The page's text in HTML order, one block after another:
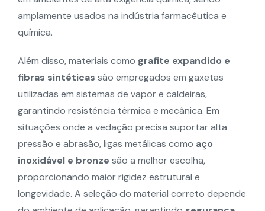
amplamente usados na indústria farmacêutica e
química.
Além disso, materiais como grafite expandido e
fibras sintéticas são empregados em gaxetas
utilizadas em sistemas de vapor e caldeiras,
garantindo resistência térmica e mecânica. Em
situações onde a vedação precisa suportar alta
pressão e abrasão, ligas metálicas como aço
inoxidável e bronze são a melhor escolha,
proporcionando maior rigidez estrutural e
longevidade. A seleção do material correto depende